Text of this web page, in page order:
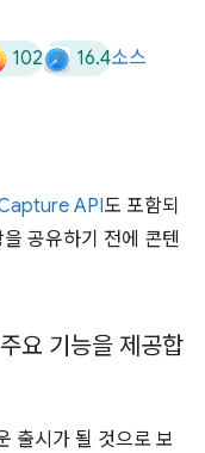
102 16.4소스
API도 포함되
공유하기 전에 콘텐
요 기능을 제공합
출시가 될 것으로 보